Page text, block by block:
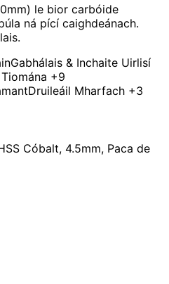
le bior carbóide
ná pící caighdeánach.
Gabhálais & Inchaite Uirlisí
+9
Druileáil Mharfach +3
Cóbalt, 4.5mm, Paca de